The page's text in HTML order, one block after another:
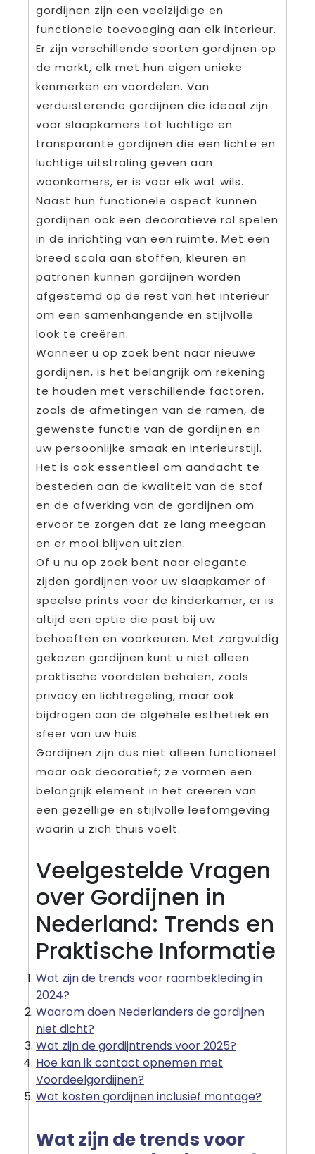
gordijnen zijn een veelzijdige en
functionele toevoeging aan elk interieur.
Er zijn verschillende soorten gordijnen op
de markt, elk met hun eigen unieke
kenmerken en voordelen. Van
verduisterende gordijnen die ideaal zijn
voor slaapkamers tot luchtige en
transparante gordijnen die een lichte en
luchtige uitstraling geven aan
woonkamers, er is voor elk wat wils.
Naast hun functionele aspect kunnen
gordijnen ook een decoratieve rol spelen
in de inrichting van een ruimte. Met een
breed scala aan stoffen, kleuren en
patronen kunnen gordijnen worden
afgestemd op de rest van het interieur
om een samenhangende en stijlvolle
look te creëren.
Wanneer u op zoek bent naar nieuwe
gordijnen, is het belangrijk om rekening
te houden met verschillende factoren,
zoals de afmetingen van de ramen, de
gewenste functie van de gordijnen en
uw persoonlijke smaak en interieurstijl.
Het is ook essentieel om aandacht te
besteden aan de kwaliteit van de stof
en de afwerking van de gordijnen om
ervoor te zorgen dat ze lang meegaan
en er mooi blijven uitzien.
Of u nu op zoek bent naar elegante
zijden gordijnen voor uw slaapkamer of
speelse prints voor de kinderkamer, er is
altijd een optie die past bij uw
behoeften en voorkeuren. Met zorgvuldig
gekozen gordijnen kunt u niet alleen
praktische voordelen behalen, zoals
privacy en lichtregeling, maar ook
bijdragen aan de algehele esthetiek en
sfeer van uw huis.
Gordijnen zijn dus niet alleen functioneel
maar ook decoratief; ze vormen een
belangrijk element in het creëren van
een gezellige en stijlvolle leefomgeving
waarin u zich thuis voelt.
Veelgestelde Vragen
over Gordijnen in
Nederland: Trends en
Praktische Informatie
Wat zijn de trends voor raambekleding in
2024?
Waarom doen Nederlanders de gordijnen
niet dicht?
Wat zijn de gordijntrends voor 2025?
Hoe kan ik contact opnemen met
Voordeelgordijnen?
Wat kosten gordijnen inclusief montage?
Wat zijn de trends voor